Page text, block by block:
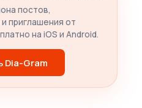
постов,
приглашения от
на iOS и Android.
Dia-Gram